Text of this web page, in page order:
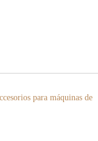
para máquinas de